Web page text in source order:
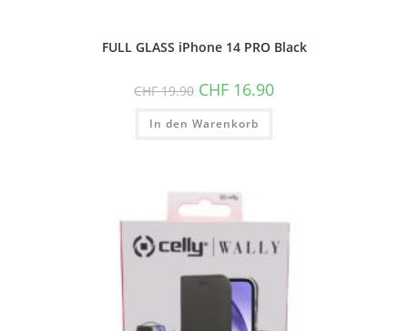
FULL GLASS iPhone 14 PRO Black
CHF19.90 Ursprünglicher
Preis
war:
CHF 19.90
CHF 16.90Aktueller
In den Warenkorb